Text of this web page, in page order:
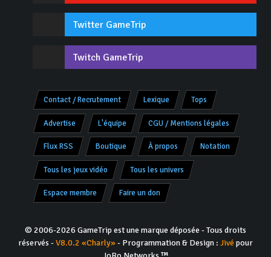
Twitter GameTrip
Twitch GameTrip
Contact / Recrutement Lexique Tops
Advertise L'équipe CGU / Mentions légales
Flux RSS Boutique À propos Notation
Tous les jeux vidéo Tous les univers
Espace membre Faire un don
© 2006-2026 GameTrip est une marque déposée - Tous droits
réservés -V8.0.2 «Charly»- Programmation & Design : Jivépour